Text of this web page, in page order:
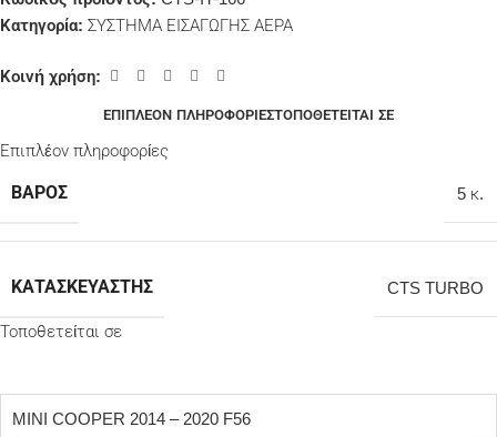
Κατηγορία: ΣΥΣΤΗΜΑ ΕΙΣΑΓΩΓΗΣ ΑΕΡΑ
Κοινή χρήση:
ΕΠΙΠΛΈΟΝ ΠΛΗΡΟΦΟΡΊΕΣΤΟΠΟΘΕΤΕΊΤΑΙ ΣΕ
Επιπλέον πληροφορίες
ΒΆΡΟΣ 5 κ.
ΚΑΤΑΣΚΕΥΑΣΤΉΣ CTS TURBO
Τοποθετείται σε
MINI COOPER 2014 – 2020 F56